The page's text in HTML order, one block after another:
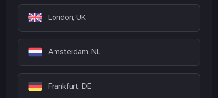
London, UK
Amsterdam, NL
Frankfurt, DE